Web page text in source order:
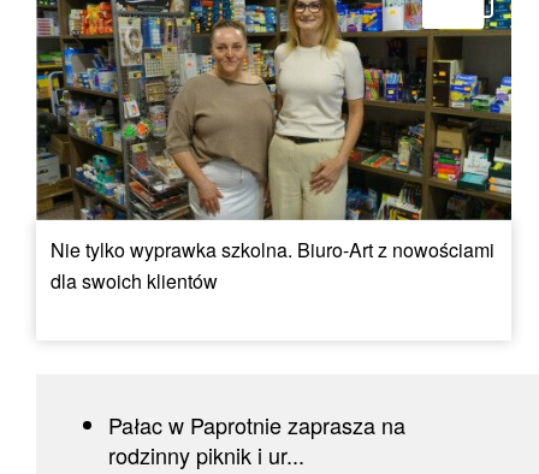
Nie tylko wyprawka szkolna. Biuro-Art z nowościami
dla swoich klientów
Pałac w Paprotnie zaprasza na
rodzinny piknik i ur...